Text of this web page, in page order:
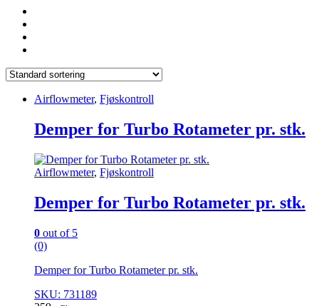
Airflowmeter, Fjøskontroll
Demper for Turbo Rotameter pr. stk.
Airflowmeter, Fjøskontroll
Demper for Turbo Rotameter pr. stk.
0 out of 5
(0)
Demper for Turbo Rotameter pr. stk.
SKU: 731189